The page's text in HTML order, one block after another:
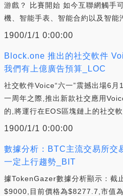
游戲？ 比賽開始 如今互聯網觸手
機、智能手表、智能合約以及智能
1900/1/1 0:00:00
Block.one 推出的社交軟件
我們有上億廣告預算_LOC
社交軟件Voice“六一”震撼出場6
一周年之際,推出新款社交應用
的,將運行在EOS區塊鏈上的社交軟
1900/1/1 0:00:00
數據分析：BTC主流交易所交
一定上行趨勢_BIT
據TokenGazer數據分析顯示：截
$9000,目前價格為$8277.7,市值